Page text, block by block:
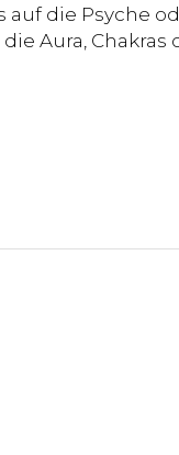
die Psyche
Aura, Chakras